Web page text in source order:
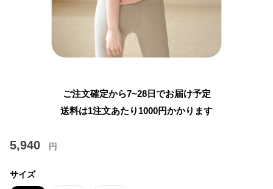
ご注文確定から7~28日でお届け予定
送料は1注文あたり 1000円かかります
5,940 円
サイズ